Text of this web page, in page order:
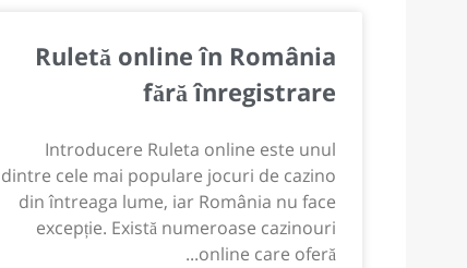
Ruletă online în România
fără înregistrare
Introducere Ruleta online este unul
dintre cele mai populare jocuri de cazino
din întreaga lume, iar România nu face
excepție. Există numeroase cazinouri
online care oferă...